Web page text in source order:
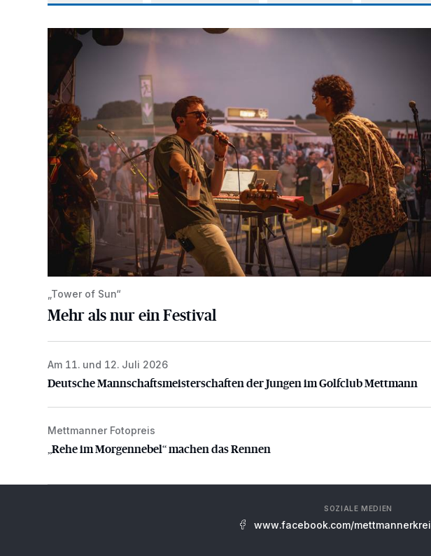
Mehr als nur ein Festival
„Tower of Sun“
Mehr als nur ein Festival
Deutsche Mannschaftsmeisterschaften der Jungen im Golfclub Mettmann
Am 11. und 12. Juli 2026
Deutsche Mannschaftsmeisterschaften der Jungen im Golfclub Mettmann
„Rehe im Morgennebel“ machen das Rennen
Mettmanner Fotopreis
„Rehe im Morgennebel“ machen das Rennen
SOZIALE MEDIEN
www.facebook.com/